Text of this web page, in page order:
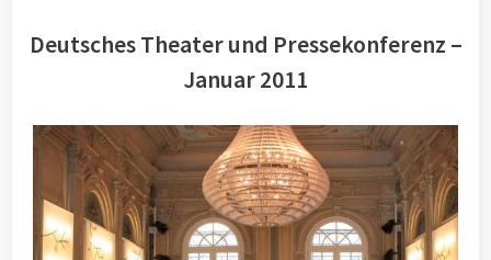
Deutsches Theater und Pressekonferenz –
Januar 2011